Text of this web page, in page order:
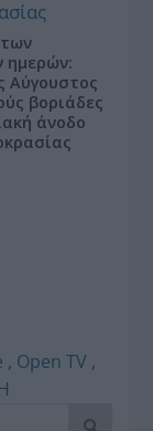
ημερών:
Αύγουστος
βοριάδες
άνοδο
, Open TV ,